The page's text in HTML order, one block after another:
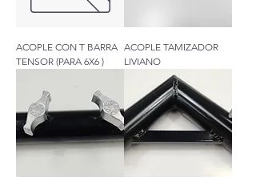
ACOPLE CON T BARRA
TENSOR (PARA 6X6 )
ACOPLE TAMIZADOR
LIVIANO